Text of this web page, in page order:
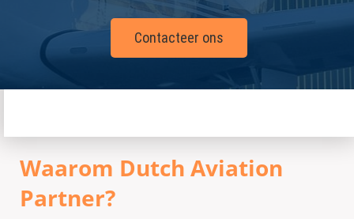
Contacteer ons
Waarom Dutch Aviation
Partner?